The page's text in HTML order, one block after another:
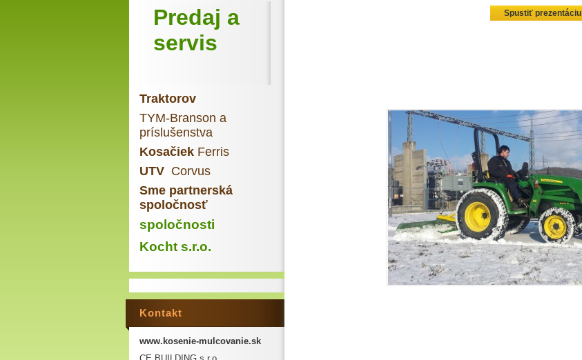
Spustiť prezentáciu
Predaj a
servis
Traktorov
TYM-Branson a
príslušenstva
Kosačiek Ferris
UTV Corvus
Sme partnerská
spoločnosť
spoločnosti
Kocht s.r.o.
Kontakt
www.kosenie-mulcovanie.sk